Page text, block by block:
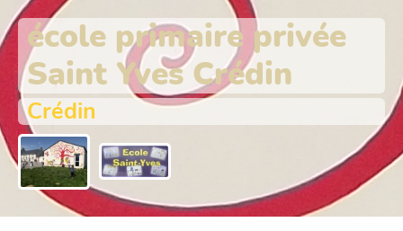
école primaire privée
Saint Yves Crédin
Crédin